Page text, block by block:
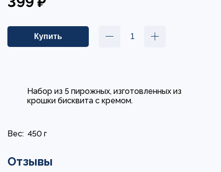
Набор из 5 пирожных, изготовленных из
крошки бисквита с кремом.
Вес: 450 г
Отзывы